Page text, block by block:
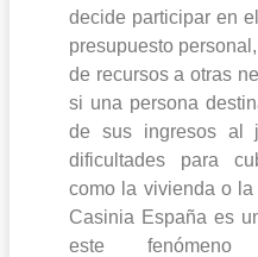
decide participar en
presupuesto
de recursos a otras
si una persona
de sus ingresos al
dificultades para
como la vivienda o
Casinia España es
este fenómeno